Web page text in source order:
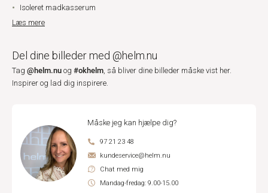
Isoleret madkasserum
Læs mere
Del dine billeder med @helm.nu
Tag @helm.nu og #okhelm, så bliver dine billeder måske vist her.
Inspirer og lad dig inspirere.
Måske jeg kan hjælpe dig?
97 21 23 48
kundeservice@helm.nu
Chat med mig
Mandag-fredag: 9.00-15.00